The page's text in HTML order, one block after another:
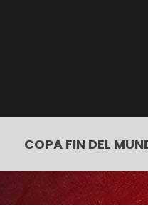
COPA FIN DEL